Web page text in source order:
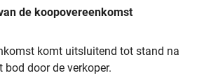
de koopovereenkomst
komt uitsluitend tot stand na
door de verkoper.